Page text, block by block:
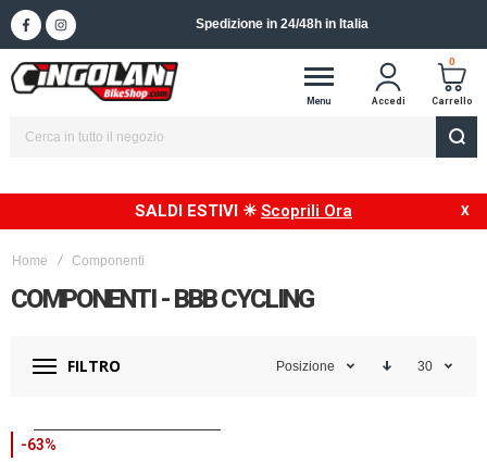
Spedizione in 24/48h in Italia
Menu Accedi
0
Carrello
SALDI ESTIVI ☀ Scoprili Ora
Home Componenti
COMPONENTI - BBB CYCLING
FILTRO Posizione 30
-63%